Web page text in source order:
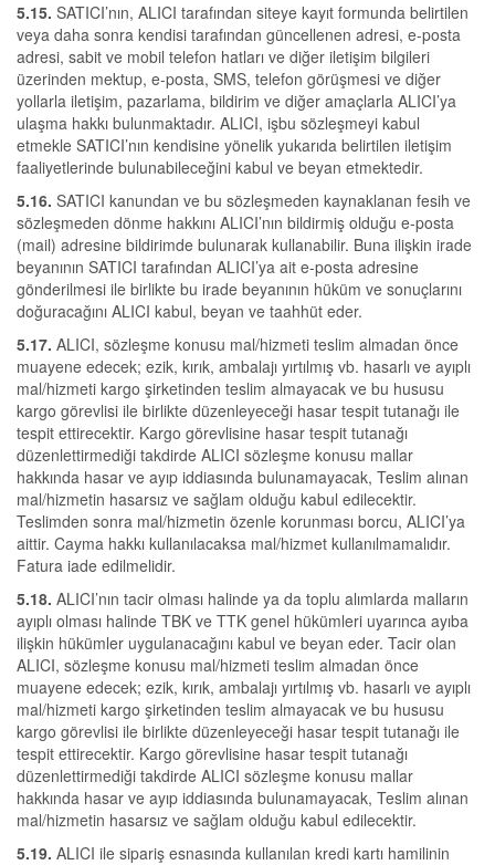
5.15. SATICI’nın, ALICI tarafından siteye kayıt formunda belirtilen
veya daha sonra kendisi tarafından güncellenen adresi, e-posta
adresi, sabit ve mobil telefon hatları ve diğer iletişim bilgileri
üzerinden mektup, e-posta, SMS, telefon görüşmesi ve diğer
yollarla iletişim, pazarlama, bildirim ve diğer amaçlarla ALICI’ya
ulaşma hakkı bulunmaktadır. ALICI, işbu sözleşmeyi kabul
etmekle SATICI’nın kendisine yönelik yukarıda belirtilen iletişim
faaliyetlerinde bulunabileceğini kabul ve beyan etmektedir.
5.16. SATICI kanundan ve bu sözleşmeden kaynaklanan fesih ve
sözleşmeden dönme hakkını ALICI’nın bildirmiş olduğu e-posta
(mail) adresine bildirimde bulunarak kullanabilir. Buna ilişkin irade
beyanının SATICI tarafından ALICI’ya ait e-posta adresine
gönderilmesi ile birlikte bu irade beyanının hüküm ve sonuçlarını
doğuracağını ALICI kabul, beyan ve taahhüt eder.
5.17. ALICI, sözleşme konusu mal/hizmeti teslim almadan önce
muayene edecek; ezik, kırık, ambalajı yırtılmış vb. hasarlı ve ayıplı
mal/hizmeti kargo şirketinden teslim almayacak ve bu hususu
kargo görevlisi ile birlikte düzenleyeceği hasar tespit tutanağı ile
tespit ettirecektir. Kargo görevlisine hasar tespit tutanağı
düzenlettirmediği takdirde ALICI sözleşme konusu mallar
hakkında hasar ve ayıp iddiasında bulunamayacak, Teslim alınan
mal/hizmetin hasarsız ve sağlam olduğu kabul edilecektir.
Teslimden sonra mal/hizmetin özenle korunması borcu, ALICI’ya
aittir. Cayma hakkı kullanılacaksa mal/hizmet kullanılmamalıdır.
Fatura iade edilmelidir.
5.18. ALICI’nın tacir olması halinde ya da toplu alımlarda malların
ayıplı olması halinde TBK ve TTK genel hükümleri uyarınca ayıba
ilişkin hükümler uygulanacağını kabul ve beyan eder. Tacir olan
ALICI, sözleşme konusu mal/hizmeti teslim almadan önce
muayene edecek; ezik, kırık, ambalajı yırtılmış vb. hasarlı ve ayıplı
mal/hizmeti kargo şirketinden teslim almayacak ve bu hususu
kargo görevlisi ile birlikte düzenleyeceği hasar tespit tutanağı ile
tespit ettirecektir. Kargo görevlisine hasar tespit tutanağı
düzenlettirmediği takdirde ALICI sözleşme konusu mallar
hakkında hasar ve ayıp iddiasında bulunamayacak, Teslim alınan
mal/hizmetin hasarsız ve sağlam olduğu kabul edilecektir.
5.19. ALICI ile sipariş esnasında kullanılan kredi kartı hamilinin